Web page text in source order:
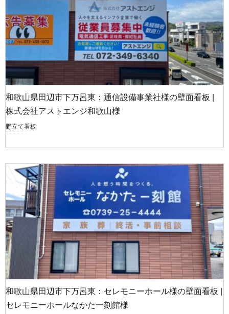
和歌山県田辺市下万呂東：通信設備事業社様の壁面看板 |
株式会社アストエンジ和歌山様
野立て看板
和歌山県田辺市下万呂東：セレモニーホール様の壁面看板 |
セレモニーホールなかた一刻館様